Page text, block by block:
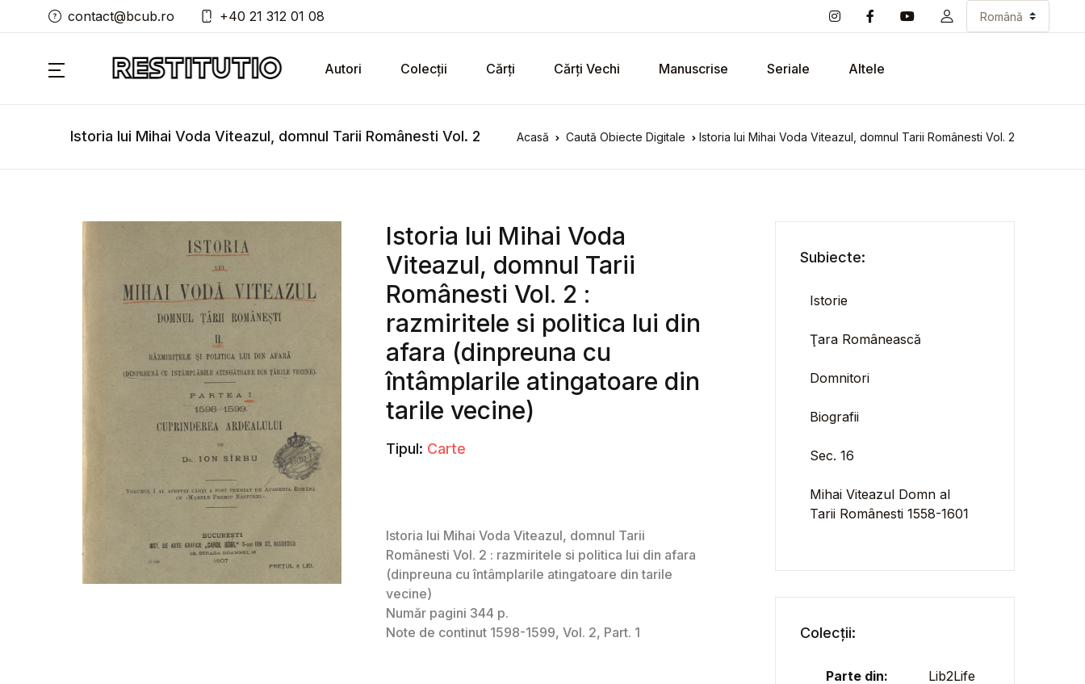
contact@bcub.ro +40 21 312 01 08
Autori Colecții Cărți Cărți Vechi Manuscrise Seriale Altele
Istoria lui Mihai Voda Viteazul, domnul Tarii Românesti Vol. 2 Acasă Caută Obiecte Digitale Istoria lui Mihai Voda Viteazul, domnul Tarii Românesti Vol. 2
Istoria lui Mihai Voda
Viteazul, domnul Tarii
Românesti Vol. 2 :
razmiritele si politica lui din
afara (dinpreuna cu
întâmplarile atingatoare din
tarile vecine)
Tipul: Carte
Subiecte:
Istorie
Ţara Românească
Domnitori
Biografii
Sec. 16
Mihai Viteazul Domn al
Tarii Românesti 1558-1601
Colecții:
Parte din: Lib2Life